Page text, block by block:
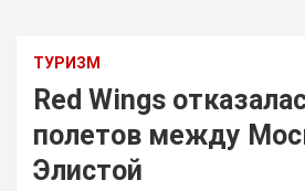
ТУРИЗМ
Red Wings
полетов между
Элистой